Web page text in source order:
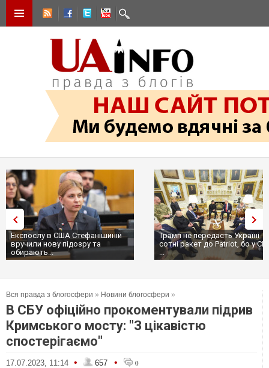
Експослу в США Стефанішиній
вручили нову підозру та
обирають...
Трамп не передасть Україні
сотні ракет до Patriot, бо у
...
Вся правда з блогосфери » Новини блогосфери »
В СБУ офіційно прокоментували підрив
Кримського мосту: "З цікавістю
спостерігаємо"
17.07.2023, 11:14 • 657 • 0